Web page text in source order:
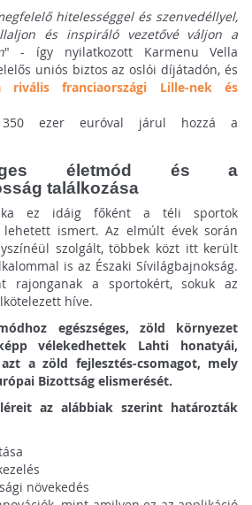
hitelességgel és szenvedéllyel,
és inspiráló vezetővé váljon a
" - így nyilatkozott Karmenu Vella
uniós biztos az oslói díjátadón, és
rivális franciaországi Lille-nek és
ezer euróval járul hozzá a
életmód és a
találkozása
ez idáig főként a téli sportok
lehetett ismert. Az elmúlt évek során
szolgált, többek közt itt került
is az Északi Sívilágbajnokság.
rajonganak a sportokért, sokuk az
híve.
egészséges, zöld környezet
vélekedhettek Lahti honatyái,
a zöld fejlesztés-csomagot, mely
Bizottság elismerését.
az alábbiak szerint határozták
növekedés